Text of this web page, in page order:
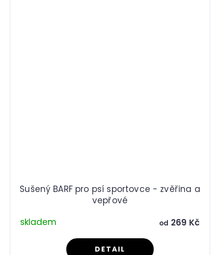
Sušený BARF pro psí sportovce - zvěřina a
vepřové
skladem
od 269 Kč
DETAIL